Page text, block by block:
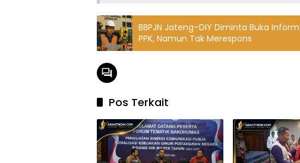
BBPJN Jateng–DIY Diminta Buka
PPK, Namun Tak Merespons
Pos Terkait